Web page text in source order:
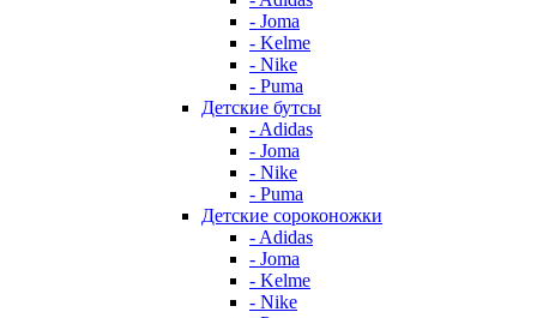
- Joma
- Kelme
- Nike
- Puma
Детские бутсы
- Adidas
- Joma
- Nike
- Puma
Детские сороконожки
- Adidas
- Joma
- Kelme
- Nike